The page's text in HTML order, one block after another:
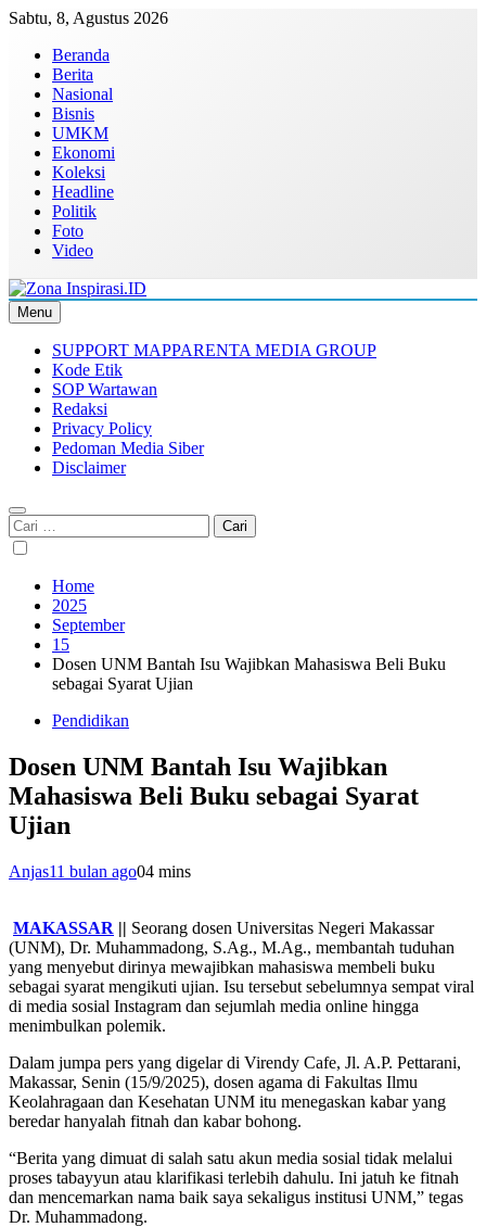
Skip
content
Sabtu, 8, Agustus 2026
Beranda
Berita
Nasional
Bisnis
UMKM
Ekonomi
Koleksi
Headline
Politik
Foto
Video
Zona Inspirasi.ID
Bersama Membangun Semangat Baru
Menu
SUPPORT MAPPARENTA MEDIA GROUP
Kode Etik
SOP Wartawan
Redaksi
Privacy Policy
Pedoman Media Siber
Disclaimer
Cari
untuk:
Home
2025
September
15
Dosen UNM Bantah Isu Wajibkan Mahasiswa Beli Buku
sebagai Syarat Ujian
Pendidikan
Dosen UNM Bantah Isu Wajibkan
Mahasiswa Beli Buku sebagai Syarat
Ujian
Anjas11 bulan ago04 mins
MAKASSAR || Seorang dosen Universitas Negeri Makassar
(UNM), Dr. Muhammadong, S.Ag., M.Ag., membantah tuduhan
yang menyebut dirinya mewajibkan mahasiswa membeli buku
sebagai syarat mengikuti ujian. Isu tersebut sebelumnya sempat viral
di media sosial Instagram dan sejumlah media online hingga
menimbulkan polemik.
Dalam jumpa pers yang digelar di Virendy Cafe, Jl. A.P. Pettarani,
Makassar, Senin (15/9/2025), dosen agama di Fakultas Ilmu
Keolahragaan dan Kesehatan UNM itu menegaskan kabar yang
beredar hanyalah fitnah dan kabar bohong.
“Berita yang dimuat di salah satu akun media sosial tidak melalui
proses tabayyun atau klarifikasi terlebih dahulu. Ini jatuh ke fitnah
dan mencemarkan nama baik saya sekaligus institusi UNM,” tegas
Dr. Muhammadong.